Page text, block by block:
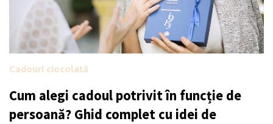
Cadouri ciocolată
Cum alegi cadoul potrivit în funcție de
persoană? Ghid complet cu idei de